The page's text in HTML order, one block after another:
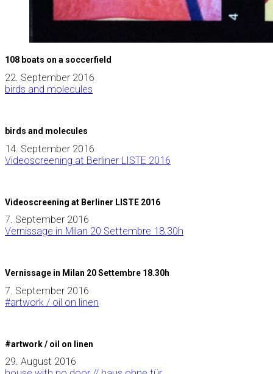
108 boats on a soccerfield
22. September 2016
birds and molecules
birds and molecules
14. September 2016
Videoscreening at Berliner LISTE 2016
Videoscreening at Berliner LISTE 2016
7. September 2016
Vernissage in Milan 20 Settembre 18.30h
Vernissage in Milan 20 Settembre 18.30h
7. September 2016
#artwork / oil on linen
#artwork / oil on linen
29. August 2016